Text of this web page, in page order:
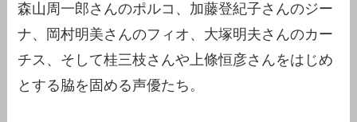
森山周一郎さんのポルコ、加藤登紀子さんのジー
ナ、岡村明美さんのフィオ、大塚明夫さんのカー
チス、そして桂三枝さんや上條恒彦さんをはじめ
とする脇を固める声優たち。